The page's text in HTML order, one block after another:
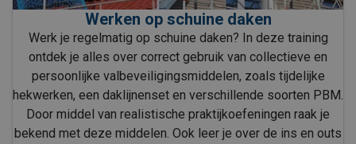
Werken op schuine daken
Werk je regelmatig op schuine daken? In deze training
ontdek je alles over correct gebruik van collectieve en
persoonlijke valbeveiligingsmiddelen, zoals tijdelijke
hekwerken, een daklijnenset en verschillende soorten PBM.
Door middel van realistische praktijkoefeningen raak je
bekend met deze middelen. Ook leer je over de ins en outs